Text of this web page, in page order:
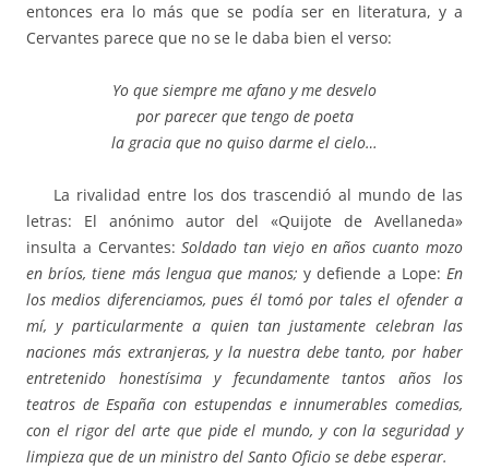
entonces era lo más que se podía ser en literatura, y a
Cervantes parece que no se le daba bien el verso:
Yo que siempre me afano y me desvelo
por parecer que tengo de poeta
la gracia que no quiso darme el cielo…
La rivalidad entre los dos trascendió al mundo de las
letras: El anónimo autor del «Quijote de Avellaneda»
insulta a Cervantes:Soldado tan viejo en años cuanto mozo
en bríos, tiene más lengua que manos;y defiende a Lope:En
los medios diferenciamos, pues él tomó por tales el ofender a
mí, y particularmente a quien tan justamente celebran las
naciones más extranjeras, y la nuestra debe tanto, por haber
entretenido honestísima y fecundamente tantos años los
teatros de España con estupendas e innumerables comedias,
con el rigor del arte que pide el mundo, y con la seguridad y
limpieza que de un ministro del Santo Oficio se debe esperar.